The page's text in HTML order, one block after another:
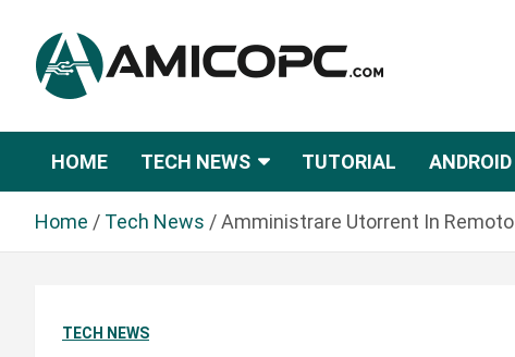
n
Amicopc.com
HOME TECH NEWS TUTORIAL ANDROID
Home Tech News Amministrare Utorrent In Remoto
TECH NEWS